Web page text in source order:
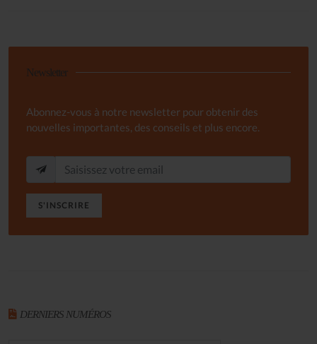
Newsletter
Abonnez-vous à notre newsletter pour obtenir des
nouvelles importantes, des conseils et plus encore.
S'INSCRIRE
DERNIERS NUMÉROS